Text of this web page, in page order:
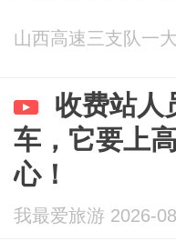
山西高速三支队一
收费站人
车，它要上
心！
我最爱旅游 2026-